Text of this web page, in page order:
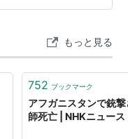
年） 知らずしてわ
しく教えてくれたそ
もっと見る
752 ブックマーク
アフガニスタンで銃
師死亡 | NHKニュース